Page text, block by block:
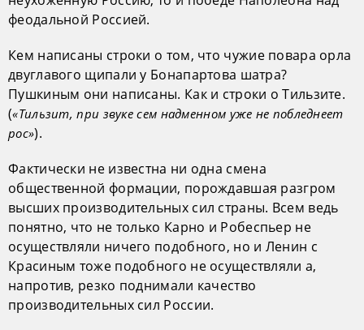
феодальной Россией.
Кем написаны строки о том, что чужие повара орла
двуглавого щипали у Бонапартова шатра?
Пушкиным они написаны. Как и строки о Тильзите.
(«Тильзит, при звуке сем надменном уже не побледнеет
рос»).
Фактически не известна ни одна смена
общественной формации, порождавшая разгром
высших производительных сил страны. Всем ведь
понятно, что не только Карно и Робеспьер не
осуществляли ничего подобного, но и Ленин с
Красиным тоже подобного не осуществляли а,
напротив, резко поднимали качество
производительных сил России.